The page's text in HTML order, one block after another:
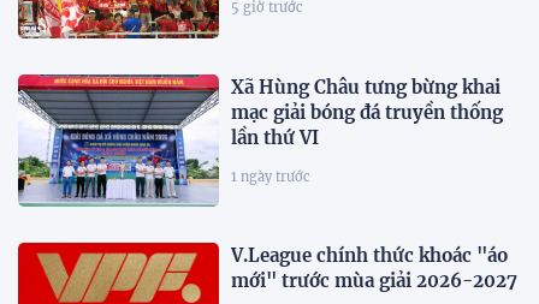
5 giờ trước
Xã Hùng Châu tưng bừng khai
mạc giải bóng đá truyền thống
lần thứ VI
1 ngày trước
V.League chính thức khoác "áo
mới" trước mùa giải 2026-2027